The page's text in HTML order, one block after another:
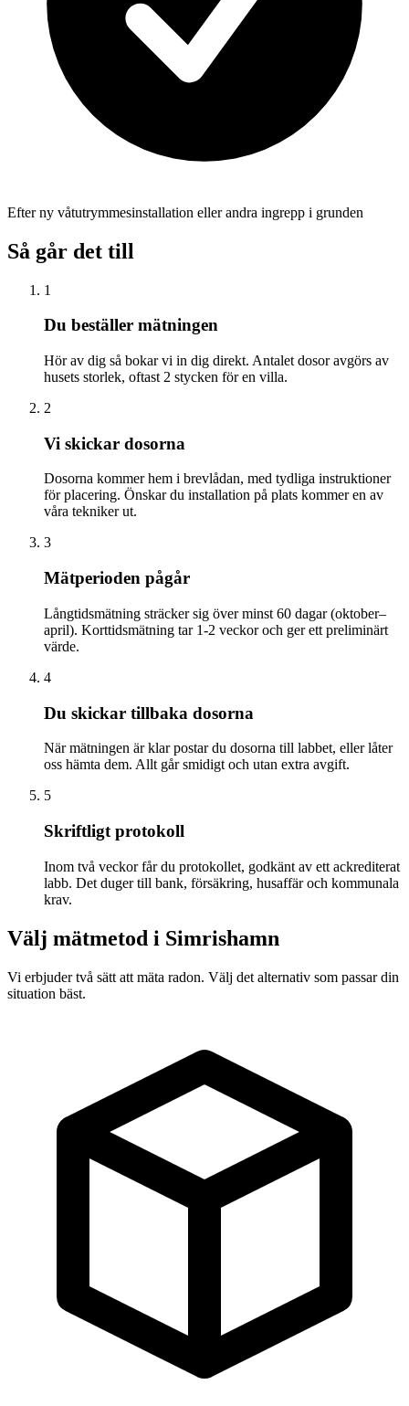
Efter ny våtutrymmesinstallation eller andra ingrepp i grunden
Så går det till
1
Du beställer mätningen
Hör av dig så bokar vi in dig direkt. Antalet dosor avgörs av
husets storlek, oftast 2 stycken för en villa.
2
Vi skickar dosorna
Dosorna kommer hem i brevlådan, med tydliga instruktioner
för placering. Önskar du installation på plats kommer en av
våra tekniker ut.
3
Mätperioden pågår
Långtidsmätning sträcker sig över minst 60 dagar (oktober–
april). Korttidsmätning tar 1-2 veckor och ger ett preliminärt
värde.
4
Du skickar tillbaka dosorna
När mätningen är klar postar du dosorna till labbet, eller låter
oss hämta dem. Allt går smidigt och utan extra avgift.
5
Skriftligt protokoll
Inom två veckor får du protokollet, godkänt av ett ackrediterat
labb. Det duger till bank, försäkring, husaffär och kommunala
krav.
Välj mätmetod i Simrishamn
Vi erbjuder två sätt att mäta radon. Välj det alternativ som passar din
situation bäst.